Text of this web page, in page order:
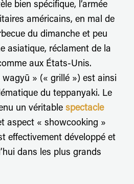
bien spécifique, l’armée
américains, en mal de
du dimanche et peu
asiatique, réclament de la
aux États-Unis.
» (« grillé ») est ainsi
du teppanyaki. Le
un véritable spectacle
aspect « showcooking »
effectivement développé et
dans les plus grands